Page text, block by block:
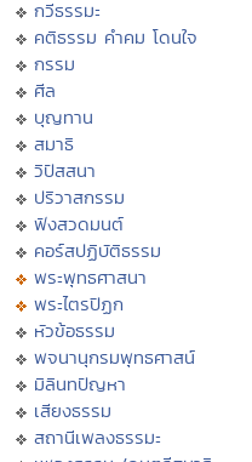
กวีธรรมะ
คติธรรม คำคม โดนใจ
กรรม
ศีล
บุญทาน
สมาธิ
วิปัสสนา
ปริวาสกรรม
ฟังสวดมนต์
คอร์สปฏิบัติธรรม
พระพุทธศาสนา
พระไตรปิฏก
หัวข้อธรรม
พจนานุกรมพุทธศาสน์
มิลินทปัญหา
เสียงธรรม
สถานีเพลงธรรมะ